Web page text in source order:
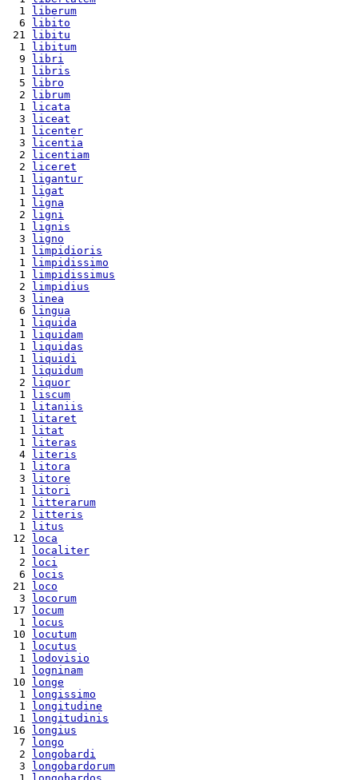
  1
liberum
  6
libito
21
libitu
  1
libitum
  9
libri
  1
libris
  5
libro
  2
librum
  1
licata
  3
liceat
  1
licenter
  3
licentia
  2
licentiam
  2
liceret
  1
ligantur
  1
ligat
  1
ligna
  2
ligni
  1
lignis
  3
ligno
  1
limpidioris
  1
limpidissimo
  1
limpidissimus
  2
limpidius
  3
linea
  6
lingua
  1
liquida
  1
liquidam
  1
liquidas
  1
liquidi
  1
liquidum
  2
liquor
  1
liscum
  1
litaniis
  1
litaret
  1
litat
  1
literas
  4
literis
  1
litora
  3
litore
  1
litori
  1
litterarum
  2
litteris
  1
litus
12
loca
  1
localiter
  2
loci
  6
locis
21
loco
  3
locorum
17
locum
  1
locus
10
locutum
  1
locutus
  1
lodovisio
  1
logninam
10
longe
  1
longissimo
  1
longitudine
  1
longitudinis
16
longius
  7
longo
  2
longobardi
  3
longobardorum